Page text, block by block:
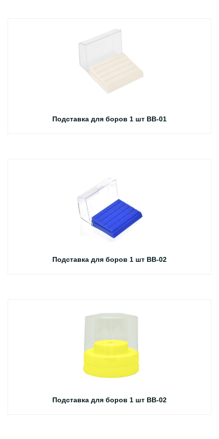
Подставка для боров 1 шт BB-01
Подставка для боров 1 шт BB-02
Подставка для боров 1 шт BB-02